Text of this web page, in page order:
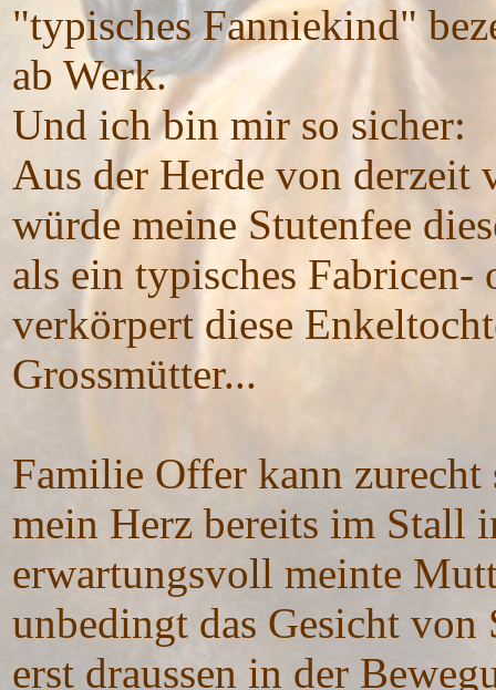
"typisches Fanniekind"
ab Werk.
Und ich bin mir so sicher:
Aus der Herde von derzeit
würde meine Stutenfee
als ein typisches Fabricen-
verkörpert diese
Grossmütter...
Familie Offer kann
mein Herz bereits im Stall
erwartungsvoll meinte
unbedingt das Gesicht von
erst draussen in der